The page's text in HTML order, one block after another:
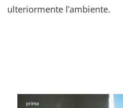
ulteriormente l’ambiente.